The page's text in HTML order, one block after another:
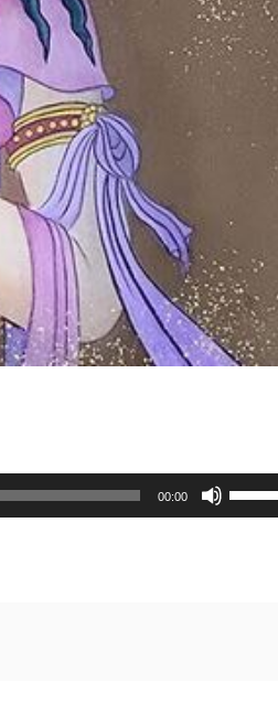
00:00
リ
ュ